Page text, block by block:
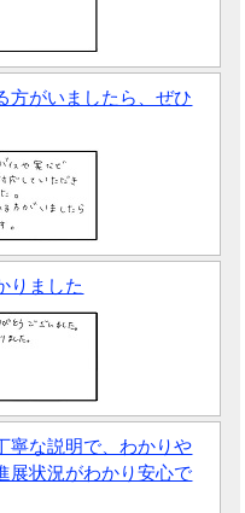
方がいましたら、ぜひ
りました
寧な説明で、わかりや
展状況がわかり安心で